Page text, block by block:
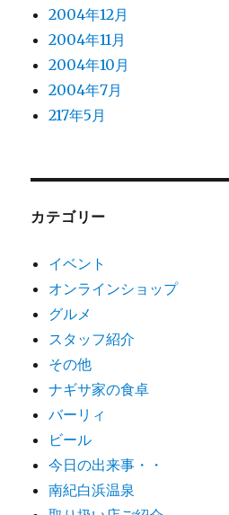
2004年12月
2004年11月
2004年10月
2004年7月
217年5月
カテゴリー
イベント
オンラインショップ
グルメ
スタッフ紹介
その他
ナギサ家の食卓
バーリィ
ビール
今日の出来事・・
南紀白浜温泉